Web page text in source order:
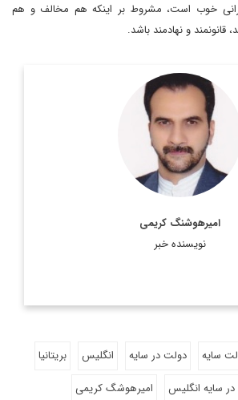
خوب است، مشروط بر اینکه هم مخالف و هم
و نهادمند باشد.
امیرهوشنگ کریمی
نویسنده خبر
تخصصی روابط بین الملل از دانشگاه تهران و
سفیر سابق ایران در شیلی
اطلاعات بیشتر
سایه دولت در سایه انگلیس
بریتانیا
سایه انگلیس
امیرهوشگ کریمی